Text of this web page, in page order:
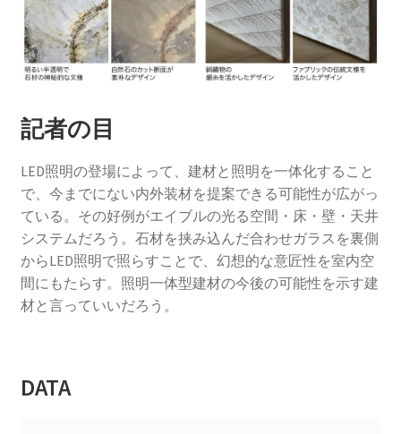
記者の目
LED照明の登場によって、建材と照明を一体化すること
で、今までにない内外装材を提案できる可能性が広がっ
ている。その好例がエイブルの光る空間・床・壁・天井
システムだろう。石材を挟み込んだ合わせガラスを裏側
からLED照明で照らすことで、幻想的な意匠性を室内空
間にもたらす。照明一体型建材の今後の可能性を示す建
材と言っていいだろう。
DATA